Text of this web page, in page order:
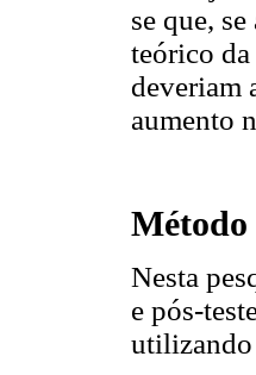
se que,
teórico
deveriam
aumento
Método
Nesta
e pós-